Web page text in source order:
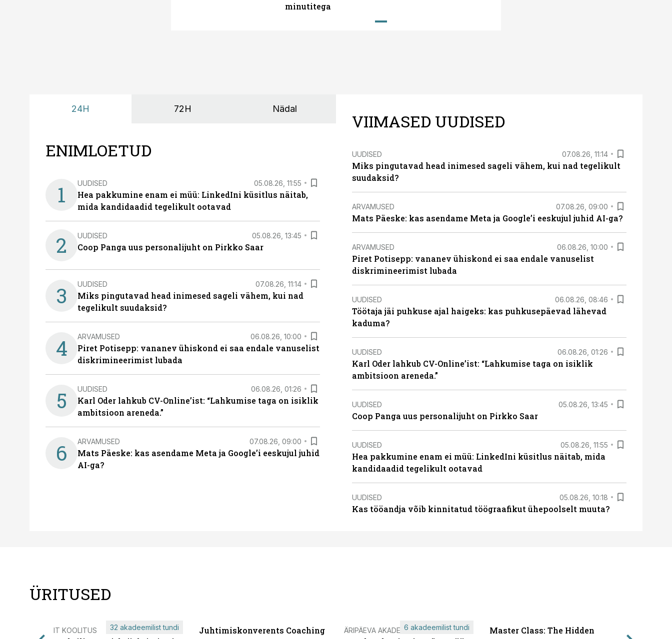
minutitega
24H 72H Nädal
ENIMLOETUD
1 UUDISED 05.08.26, 11:55
Hea pakkumine enam ei müü: LinkedIni küsitlus näitab,
mida kandidaadid tegelikult ootavad
2 UUDISED 05.08.26, 13:45
Coop Panga uus personalijuht on Pirkko Saar
3 UUDISED 07.08.26, 11:14
Miks pingutavad head inimesed sageli vähem, kui nad
tegelikult suudaksid?
4 ARVAMUSED 06.08.26, 10:00
Piret Potisepp: vananev ühiskond ei saa endale vanuselist
diskrimineerimist lubada
5 UUDISED 06.08.26, 01:26
Karl Oder lahkub CV-Online’ist: “Lahkumise taga on isiklik
ambitsioon areneda.”
6 ARVAMUSED 07.08.26, 09:00
Mats Päeske: kas asendame Meta ja Google’i eeskujul juhid
AI-ga?
VIIMASED UUDISED
UUDISED 07.08.26, 11:14
Miks pingutavad head inimesed sageli vähem, kui nad tegelikult
suudaksid?
ARVAMUSED 07.08.26, 09:00
Mats Päeske: kas asendame Meta ja Google’i eeskujul juhid AI-ga?
ARVAMUSED 06.08.26, 10:00
Piret Potisepp: vananev ühiskond ei saa endale vanuselist
diskrimineerimist lubada
UUDISED 06.08.26, 08:46
Töötaja jäi puhkuse ajal haigeks: kas puhkusepäevad lähevad
kaduma?
UUDISED 06.08.26, 01:26
Karl Oder lahkub CV-Online’ist: “Lahkumise taga on isiklik
ambitsioon areneda.”
UUDISED 05.08.26, 13:45
Coop Panga uus personalijuht on Pirkko Saar
UUDISED 05.08.26, 11:55
Hea pakkumine enam ei müü: LinkedIni küsitlus näitab, mida
kandidaadid tegelikult ootavad
UUDISED 05.08.26, 10:18
Kas tööandja võib kinnitatud töögraafikut ühepoolselt muuta?
ÜRITUSED
IT KOOLITUS 32 akadeemilist tundi
Juhtimiskonverents Coaching
ÄRIPÄEVA AKADEEMIA6 akadeemilist tundi
Master Class: The Hidden